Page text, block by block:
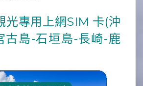
光專用上網SIM 卡(沖
古島-石垣島-長崎-鹿